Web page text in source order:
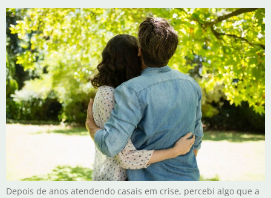
Depois de anos atendendo casais em crise, percebi algo que a